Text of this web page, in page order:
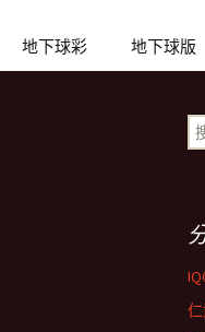
章
地下球彩 地下球版
搜
尋